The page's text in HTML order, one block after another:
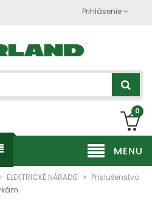
Prihlásenie
0
MENU
ELEKTRICKÉ NÁRADIE » Príslušenstvo